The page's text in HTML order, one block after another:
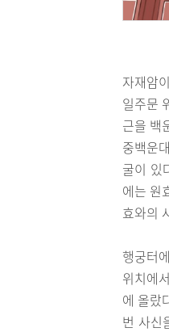
자재암
일주문
근을 백
중백운
굴이 있
에는 원
효와의
행궁터
위치에
에 올랐
번 사신